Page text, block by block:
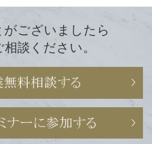
ございましたら
談ください。